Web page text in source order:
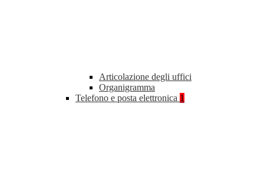
Articolazione degli uffici
Organigramma
Telefono e posta elettronica 1